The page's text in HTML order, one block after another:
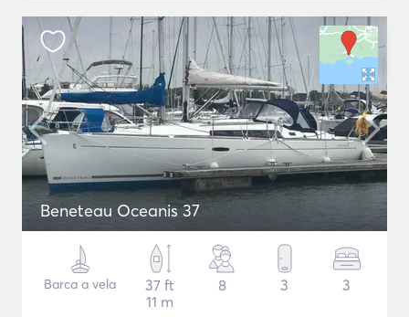
Beneteau Oceanis 37
Barca a vela
37 ft
11 m
8 3 3